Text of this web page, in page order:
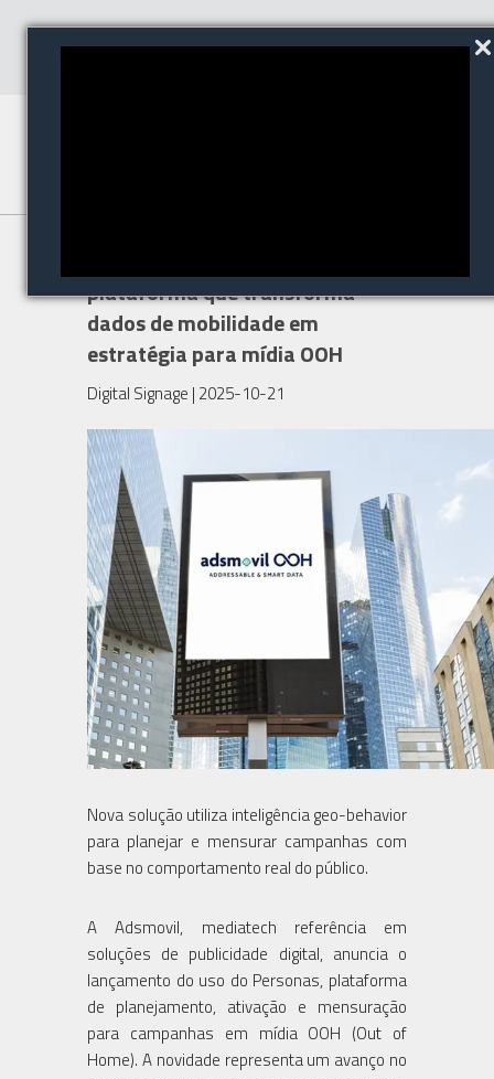
plataforma que transforma
dados de mobilidade em
estratégia para mídia OOH
Digital Signage | 2025-10-21
Nova solução utiliza inteligência geo-behavior
para planejar e mensurar campanhas com
base no comportamento real do público.
A Adsmovil, mediatech referência em
soluções de publicidade digital, anuncia o
lançamento do uso do Personas, plataforma
de planejamento, ativação e mensuração
para campanhas em mídia OOH (Out of
Home). A novidade representa um avanço no